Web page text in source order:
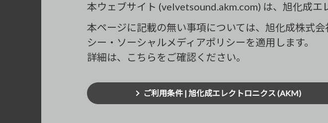
本ウェブサイト (velvetsound.akm.com) は、旭化成
本ページに記載の無い事項については、旭化成株式
シー・ソーシャルメディアポリシーを適用します。
詳細は、こちらをご確認ください。
ご利用条件 | 旭化成エレクトロニクス (AKM)